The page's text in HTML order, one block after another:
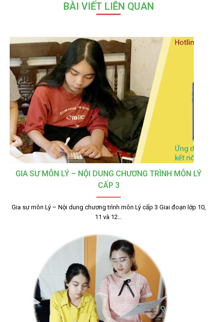
BÀI VIẾT LIÊN QUAN
GIA SƯ MÔN LÝ – NỘI DUNG CHƯƠNG TRÌNH MÔN LÝ
CẤP 3
Gia sư môn Lý – Nội dung chương trình môn Lý cấp 3 Giai đoạn lớp 10,
11 và 12…